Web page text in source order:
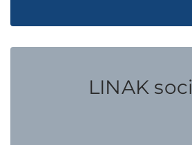
LINAK